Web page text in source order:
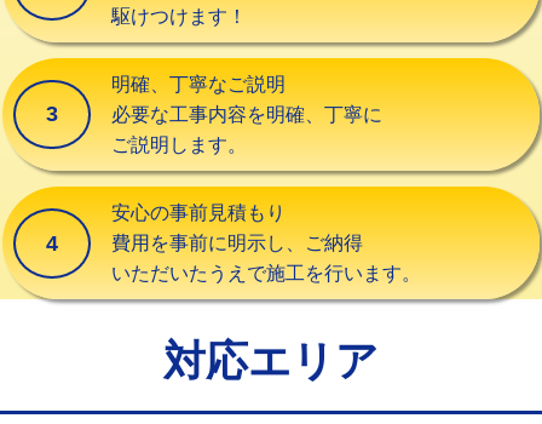
交換・取付（その他部品）
持込商品取付（単水栓）
持込商品取付（混合水栓） 16,500円
持込商品取付（浄水器・分岐水栓） 16,500円
給水管工事※（ホール加工)
給水管工事※（バンド止め) 3,300円
給水管工事※（保温材使用（バンド止
5,500円
駆けつけます！
3
明確、丁寧なご説明
必要な工事内容を明確、丁寧に
ご説明します。
4
安心の事前見積もり
費用を事前に明示し、ご納得
いただいたうえで施工を行います。
対応エリア